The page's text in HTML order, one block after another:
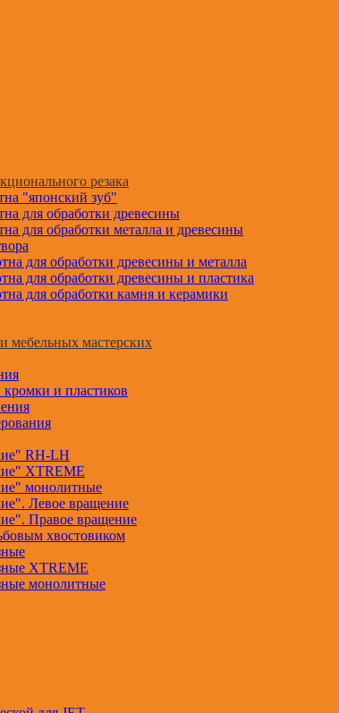
резака
"японский зуб"
для обработки древесины
для обработки металла и древесины
для обработки древесины и металла
для обработки древесины и пластика
для обработки камня и керамики
мебельных мастерских
и пластиков
RH-LH
XTREME
монолитные
Левое вращение
Правое вращение
хвостовиком
XTREME
монолитные